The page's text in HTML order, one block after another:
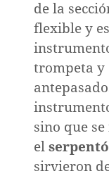
de la
flexible y
trompeta y
sino que
el
sirvieron